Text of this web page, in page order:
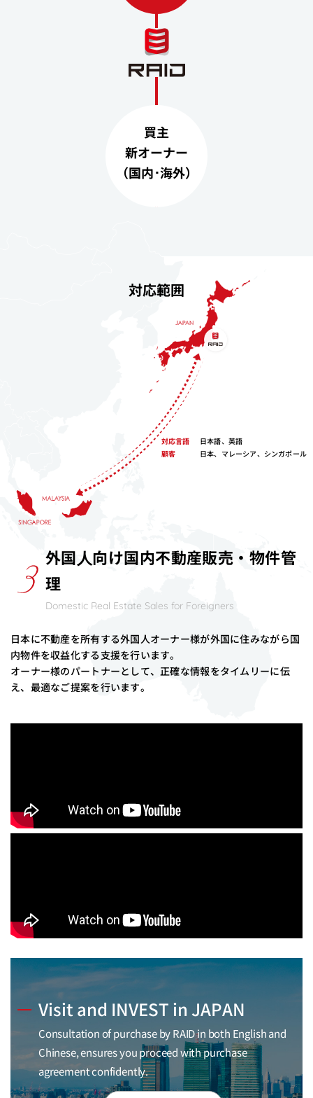
買主
新オーナー
（国内･海外）
対応範囲
対応言語
日本語、英語
顧客
日本、マレーシア、シンガポール
外国⼈向け国内不動産販売・ 物件管
理
Domestic Real Estate Sales for Foreigners
日本に不動産を所有する外国人オーナー様が外国に住みながら国
内物件を収益化する支援を行います。
オーナー様のパートナーとして、正確な情報をタイムリーに伝
え、最適なご提案を行います。
Visit and INVEST in JAPAN
Consultation of purchase by RAID in both English and
Chinese, ensures you proceed with purchase
agreement confidently.